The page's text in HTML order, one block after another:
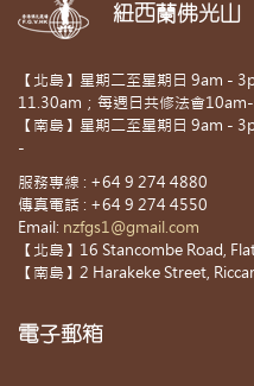
紐西蘭佛光山
【北島】星期二至星期日 9am -
11.30am；每週日共修法會
【南島】星期二至星期日 9am -
-
服務專線 : +64 9 274 4880
傳真電話 : +64 9 274 4550
Email: nzfgs1@gmail.com
【北島】16 Stancombe Road,
【南島】2 Harakeke Street,
電子郵箱